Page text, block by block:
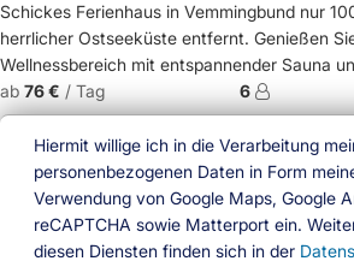
Hiermit willige ich in die Verarbeitung
personenbezogenen Daten in Form
Verwendung von Google Maps, Google
reCAPTCHA sowie Matterport ein.
diesen Diensten finden sich in der
Schickes Ferienhaus in Vemmingbund nur
herrlicher Ostseeküste entfernt. Genießen
Wellnessbereich mit entspannender Sauna
ab 76 € / Tag 6
Ferien am Wasser